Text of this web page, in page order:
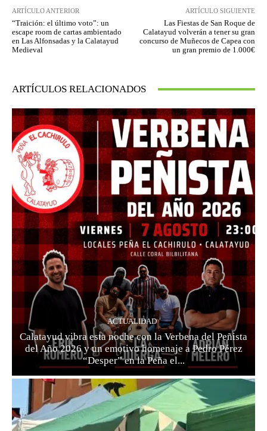
ARTÍCULO ANTERIOR
“Traición: el último voto”: un
escape room de cartas ambientado
en Las Alfonsadas y la Calatayud
Medieval
ARTÍCULO SIGUIENTE
Las Fiestas de San Roque de
Calatayud volverán a tener su gran
concurso de Muñecos de Capea con
un gran premio de 1.000€
ARTÍCULOS RELACIONADOS
ACTUALIDAD
Calatayud vibra esta noche con la Verbena del Peñista
del Año 2026 y un emotivo homenaje a Pedro Pérez
“Desper” en la Peña el...